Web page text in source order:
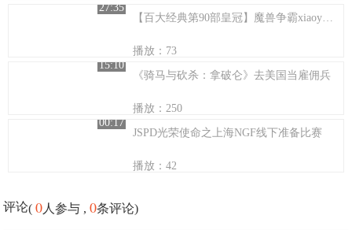
27:35
【百大经典第90部皇冠】魔兽争霸xiaoy解说spacevsshyTR
播放：73
15:10
《骑马与砍杀：拿破仑》去美国当雇佣兵
播放：250
00:17
JSPD光荣使命之上海NGF线下准备比赛
播放：42
评论(0 人参与 ,0条评论)